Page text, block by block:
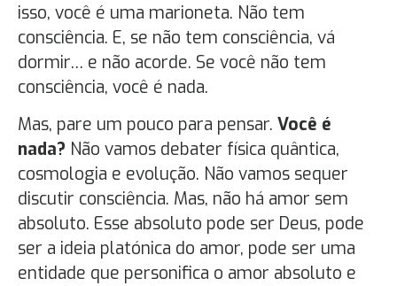
isso, você é uma marioneta. Não tem
consciência. E, se não tem consciência, vá
dormir… e não acorde. Se você não tem
consciência, você é nada.
Mas, pare um pouco para pensar. Você é
nada? Não vamos debater física quântica,
cosmologia e evolução. Não vamos sequer
discutir consciência. Mas, não há amor sem
absoluto. Esse absoluto pode ser Deus, pode
ser a ideia platónica do amor, pode ser uma
entidade que personifica o amor absoluto e